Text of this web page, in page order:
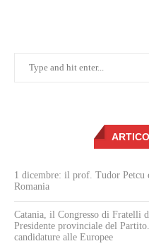
1 dicembre: il prof. Tudor Petcu
Romania
Catania, il Congresso di Fratelli
Presidente provinciale del
candidature alle Europee